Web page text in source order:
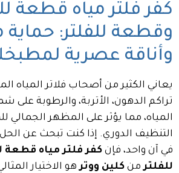
كفر فلتر مياه قطعة
وقطعة للفلتر: حماية
وأناقة عصرية
يعاني الكثير من أصحاب فلاتر المياه
تراكم الدهون، الأتربة، والرطوبة على
المياه، مما يؤثر على المظهر
التنظيف الدوري. إذا كنت تبحث عن
في آن واحد، فإن كفر فلتر مياه
للفلترمن كلين ووترهو الاختيار